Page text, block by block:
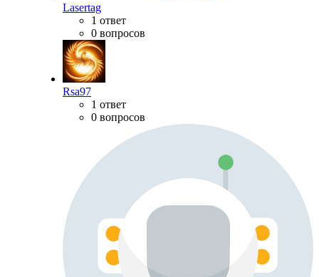
Lasertag
1 ответ
0 вопросов
Rsa97
1 ответ
0 вопросов